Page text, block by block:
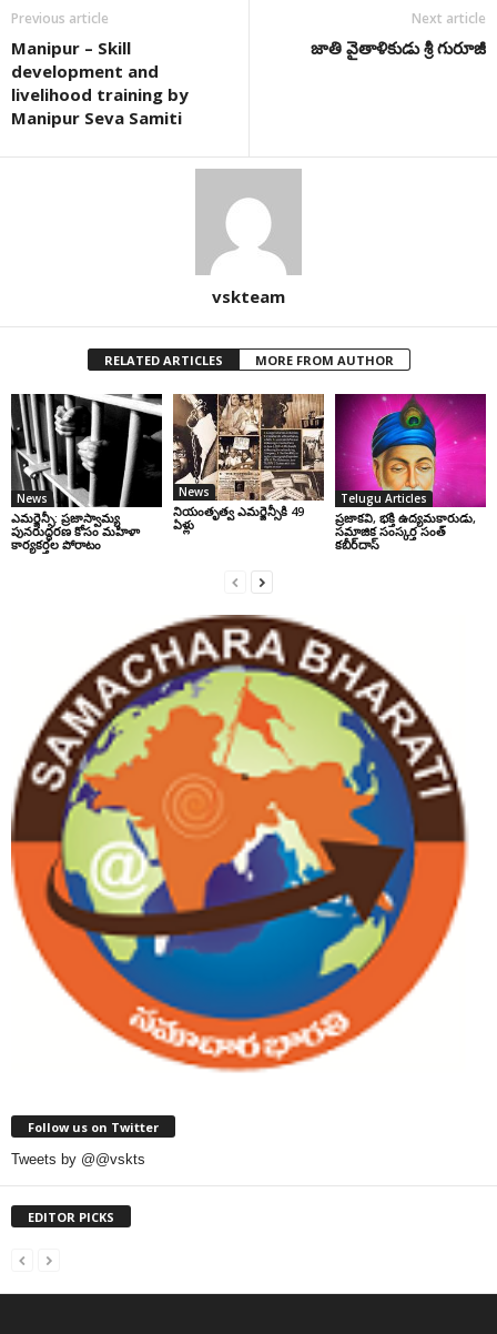
Previous article
Manipur – Skill
development and
livelihood training by
Manipur Seva Samiti
Next article
జాతి వైతాళికుడు శ్రీ గురూజీ
vskteam
RELATED ARTICLES MORE FROM AUTHOR
News
ఎమర్జెన్సీ: ప్రజాస్వామ్య
పునరుద్ధరణ కోసం మహిళా
కార్యకర్తల పోరాటం
News
నియంతృత్వ ఎమర్జెన్సీకి 49
ఏళ్లు
Telugu Articles
ప్రజాకవి, భక్తి ఉద్యమకారుడు,
సమాజిక సంస్కర్త సంత్‌
కబీర్‌దాస్‌
Follow us on Twitter
Tweets by @@vskts
EDITOR PICKS